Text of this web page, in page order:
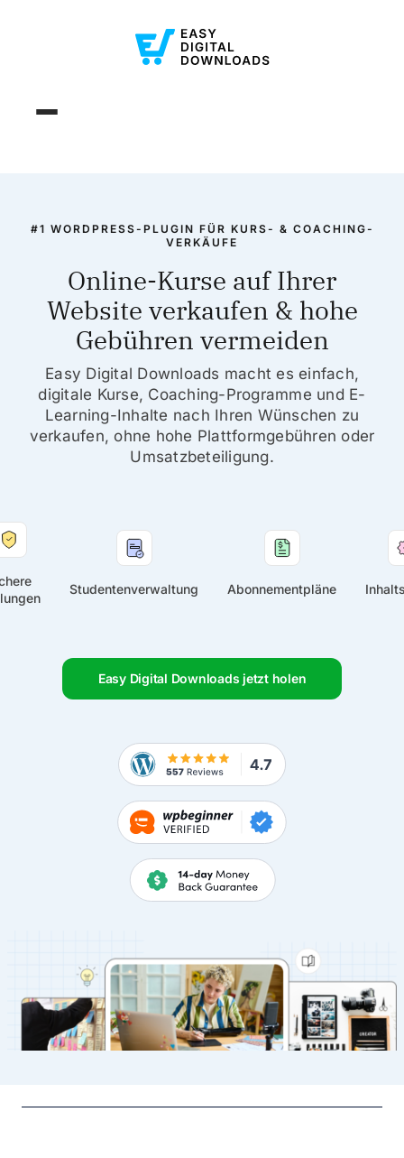
#1 WORDPRESS-PLUGIN FÜR KURS- & COACHING-
VERKÄUFE
Online-Kurse auf Ihrer
Website verkaufen & hohe
Gebühren vermeiden
Easy Digital Downloads macht es einfach,
digitale Kurse, Coaching-Programme und E-
Learning-Inhalte nach Ihren Wünschen zu
verkaufen, ohne hohe Plattformgebühren oder
Umsatzbeteiligung.
Studentenverwaltung Abonnementpläne
Easy Digital Downloads jetzt holen